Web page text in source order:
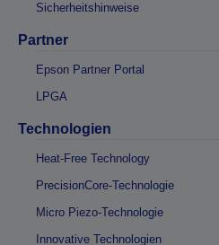
Sicherheitshinweise
Partner
Epson Partner Portal
LPGA
Technologien
Heat-Free Technology
PrecisionCore-Technologie
Micro Piezo-Technologie
Innovative Technologien